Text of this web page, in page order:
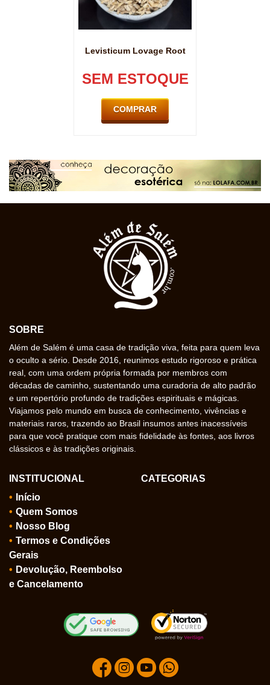
Levisticum Lovage Root
SEM ESTOQUE
COMPRAR
SOBRE
Além de Salém é uma casa de tradição viva, feita para quem leva
o oculto a sério. Desde 2016, reunimos estudo rigoroso e prática
real, com uma ordem própria formada por membros com
décadas de caminho, sustentando uma curadoria de alto padrão
e um repertório profundo de tradições espirituais e mágicas.
Viajamos pelo mundo em busca de conhecimento, vivências e
materiais raros, trazendo ao Brasil insumos antes inacessíveis
para que você pratique com mais fidelidade às fontes, aos livros
clássicos e às tradições originais.
INSTITUCIONAL
Início
Quem Somos
Nosso Blog
Termos e Condições
Gerais
Devolução, Reembolso
e Cancelamento
CATEGORIAS